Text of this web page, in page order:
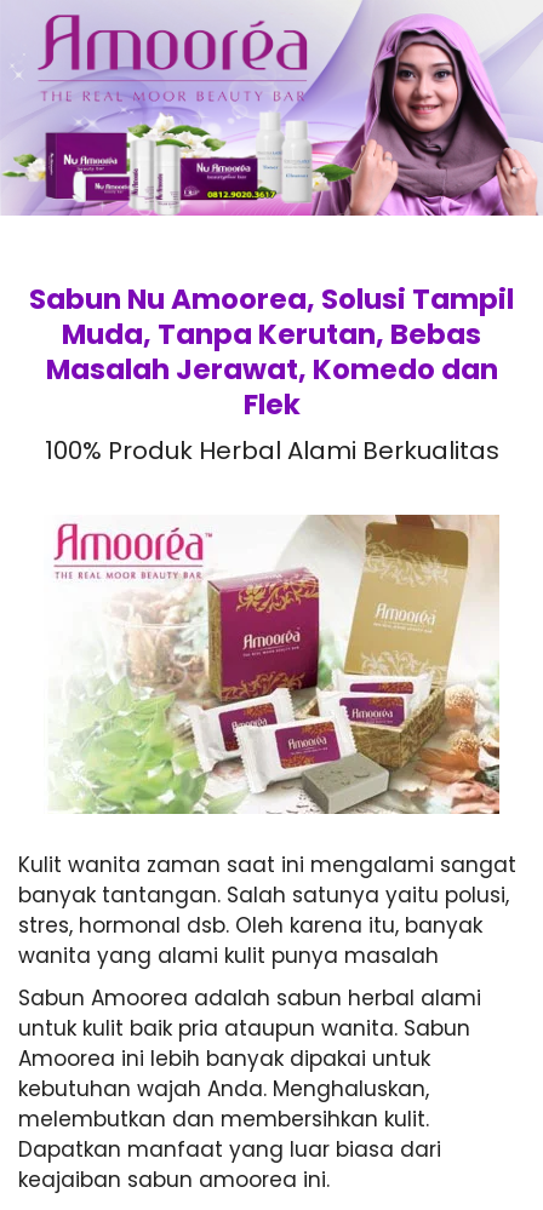
Sabun Nu Amoorea, Solusi Tampil
Muda, Tanpa Kerutan, Bebas
Masalah Jerawat, Komedo dan
Flek
100% Produk Herbal Alami Berkualitas
Kulit wanita zaman saat ini mengalami sangat
banyak tantangan. Salah satunya yaitu polusi,
stres, hormonal dsb. Oleh karena itu, banyak
wanita yang alami kulit punya masalah
Sabun Amoorea adalah sabun herbal alami
untuk kulit baik pria ataupun wanita. Sabun
Amoorea ini lebih banyak dipakai untuk
kebutuhan wajah Anda. Menghaluskan,
melembutkan dan membersihkan kulit.
Dapatkan manfaat yang luar biasa dari
keajaiban sabun amoorea ini.